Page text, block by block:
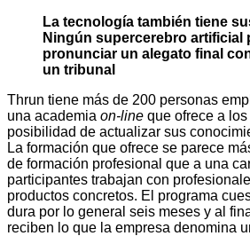
La tecnología también tiene
Ningún supercerebro artificial
pronunciar un alegato final
un tribunal
Thrun tiene más de 200 personas
una academia on-line que ofrece a
posibilidad de actualizar sus
La formación que ofrece se parece
de formación profesional que a una
participantes trabajan con
productos concretos. El programa
dura por lo general seis meses y al
reciben lo que la empresa denomina